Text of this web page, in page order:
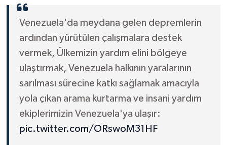
Venezuela'da meydana gelen depremlerin
ardından yürütülen çalışmalara destek
vermek, Ülkemizin yardım elini bölgeye
ulaştırmak, Venezuela halkının yaralarının
sarılması sürecine katkı sağlamak amacıyla
yola çıkan arama kurtarma ve insani yardım
ekiplerimizin Venezuela'ya ulaşır:
pic.twitter.com/ORswoM31HF